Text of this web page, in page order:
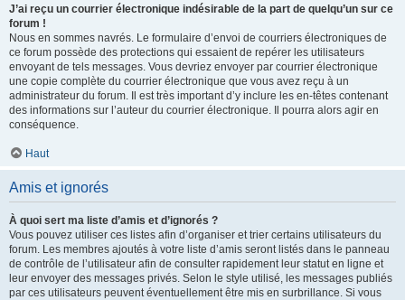
J’ai reçu un courrier électronique indésirable de la part de quelqu’un sur ce
forum !
Nous en sommes navrés. Le formulaire d’envoi de courriers électroniques de
ce forum possède des protections qui essaient de repérer les utilisateurs
envoyant de tels messages. Vous devriez envoyer par courrier électronique
une copie complète du courrier électronique que vous avez reçu à un
administrateur du forum. Il est très important d’y inclure les en-têtes contenant
des informations sur l’auteur du courrier électronique. Il pourra alors agir en
conséquence.
Haut
Amis et ignorés
À quoi sert ma liste d’amis et d’ignorés ?
Vous pouvez utiliser ces listes afin d’organiser et trier certains utilisateurs du
forum. Les membres ajoutés à votre liste d’amis seront listés dans le panneau
de contrôle de l’utilisateur afin de consulter rapidement leur statut en ligne et
leur envoyer des messages privés. Selon le style utilisé, les messages publiés
par ces utilisateurs peuvent éventuellement être mis en surbrillance. Si vous